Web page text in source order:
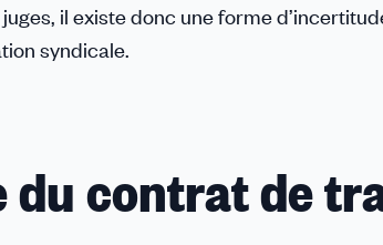
il existe donc une forme
syndicale.
contrat de